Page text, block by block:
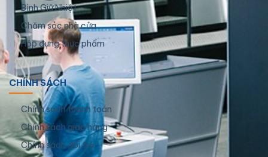
Bình Giữ Nhiệt
Chăm sóc nhà cửa
Hộp đựng thực phẩm
CHÍNH SÁCH
Chính sách thanh toán
Chính sách giao hàng
Chính sách đổi trả